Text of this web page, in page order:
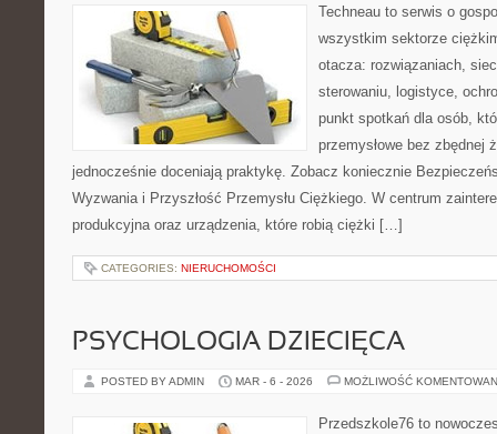
Techneau to serwis o
wszystkim sektorze
otacza: rozwiązaniach,
sterowaniu, logistyce,
punkt spotkań dla osób,
przemysłowe bez zbędnej
jednocześnie doceniają praktykę. Zobacz koniecznie
Wyzwania i Przyszłość Przemysłu Ciężkiego. W centrum
produkcyjna oraz urządzenia, które robią ciężki […]
CATEGORIES: NIERUCHOMOŚCI
PSYCHOLOGIA DZIECIĘCA
POSTED BY ADMIN MAR - 6 - 2026 MOŻLIWOŚĆ
Przedszkole76 to